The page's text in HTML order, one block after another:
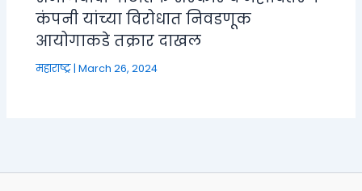
कंपनी यांच्या विरोधात निवडणूक
आयोगाकडे तक्रार दाखल
महाराष्ट्र|March 26, 2024